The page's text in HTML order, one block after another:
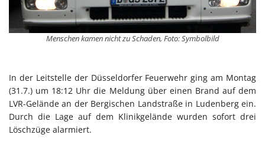
Menschen kamen nicht zu Schaden, Foto: Symbolbild
In der Leitstelle der Düsseldorfer Feuerwehr ging am Montag
(31.7.) um 18:12 Uhr die Meldung über einen Brand auf dem
LVR-Gelände an der Bergischen Landstraße in Ludenberg ein.
Durch die Lage auf dem Klinikgelände wurden sofort drei
Löschzüge alarmiert.